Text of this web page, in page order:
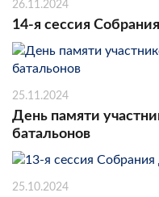
26.11.2024
14-я сессия
25.11.2024
День памяти
батальонов
25.10.2024